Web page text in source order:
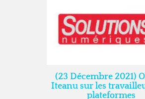
(23 Décembre 2021)
Iteanu sur les
plateformes